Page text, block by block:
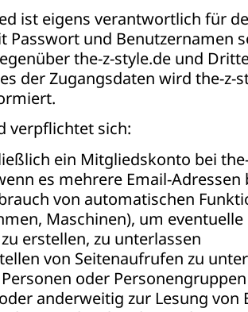
ist eigens verantwortlich für
Passwort und Benutzernamen
the-z-style.de und
der Zugangsdaten wird the-z-
verpflichtet sich:
ein Mitgliedskonto bei
es mehrere Email-Adressen
von automatischen
Maschinen), um
erstellen, zu unterlassen
von Seitenaufrufen zu
oder
anderweitig zur Lesung von